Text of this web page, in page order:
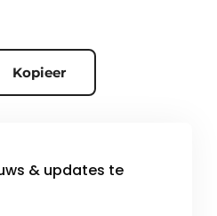
Kopieer
& updates te